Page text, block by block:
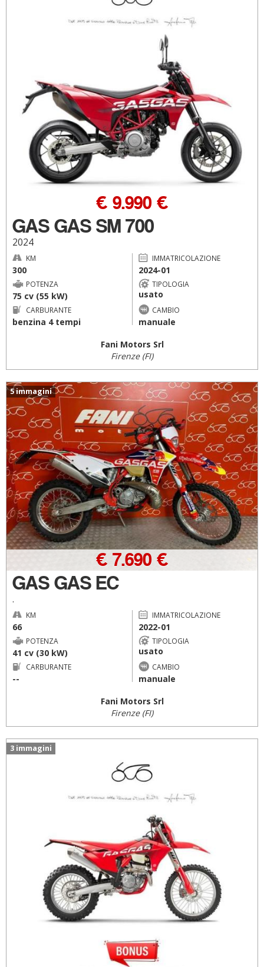
GAS GAS SM 700
2024
€ 9.990 €
KM
300
IMMATRICOLAZIONE
2024-01
POTENZA
75 cv (55 kW)
TIPOLOGIA
usato
CARBURANTE
benzina 4 tempi
CAMBIO
manuale
Fani Motors Srl
Firenze (FI)
5 immagini
GAS GAS EC
.
€ 7.690 €
KM
66
IMMATRICOLAZIONE
2022-01
POTENZA
41 cv (30 kW)
TIPOLOGIA
usato
CARBURANTE
--
CAMBIO
manuale
Fani Motors Srl
Firenze (FI)
3 immagini